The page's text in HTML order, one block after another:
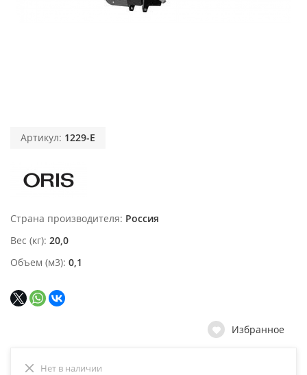
Артикул: 1229-E
Страна производителя Россия
Вес (кг) 20,0
Объем (м3) 0,1
Избранное
Нет в наличии